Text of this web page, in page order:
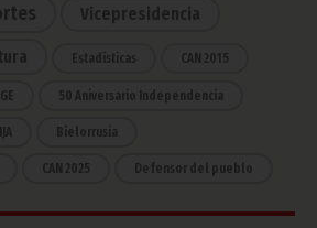
Vicepresidencia
Estadísticas CAN 2015
50 Aniversario Independencia
Bielorrusia
CAN 2025 Defensor del pueblo